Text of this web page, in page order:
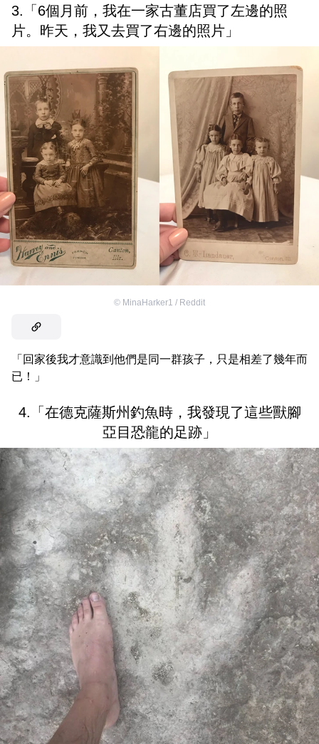
3.「6個月前，我在一家古董店買了左邊的照
片。昨天，我又去買了右邊的照片」
© MinaHarker1 / Reddit
「回家後我才意識到他們是同一群孩子，只是相差了幾年而
已！」
4.「在德克薩斯州釣魚時，我發現了這些獸腳
亞目恐龍的足跡」